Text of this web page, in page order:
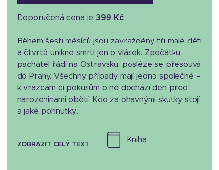
Doporučená cena je 399 Kč
Během šesti měsíců jsou zavražděny tři malé děti
a čtvrté unikne smrti jen o vlásek. Zpočátku
pachatel řádí na Ostravsku, posléze se přesouvá
do Prahy. Všechny případy mají jedno společné –
k vraždám či pokusům o ně dochází den před
narozeninami obětí. Kdo za ohavnými skutky stojí
a jaké pohnutky...
ZOBRAZIT CELÝ TEXT
kniha